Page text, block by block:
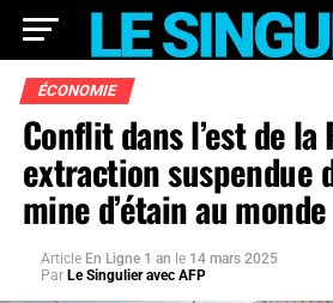
ÉCONOMIE
Conflit dans l’est de la
extraction suspendue
mine d’étain au monde
Article En Ligne 1 an le 14 mars 2025
Par Le Singulier avec AFP